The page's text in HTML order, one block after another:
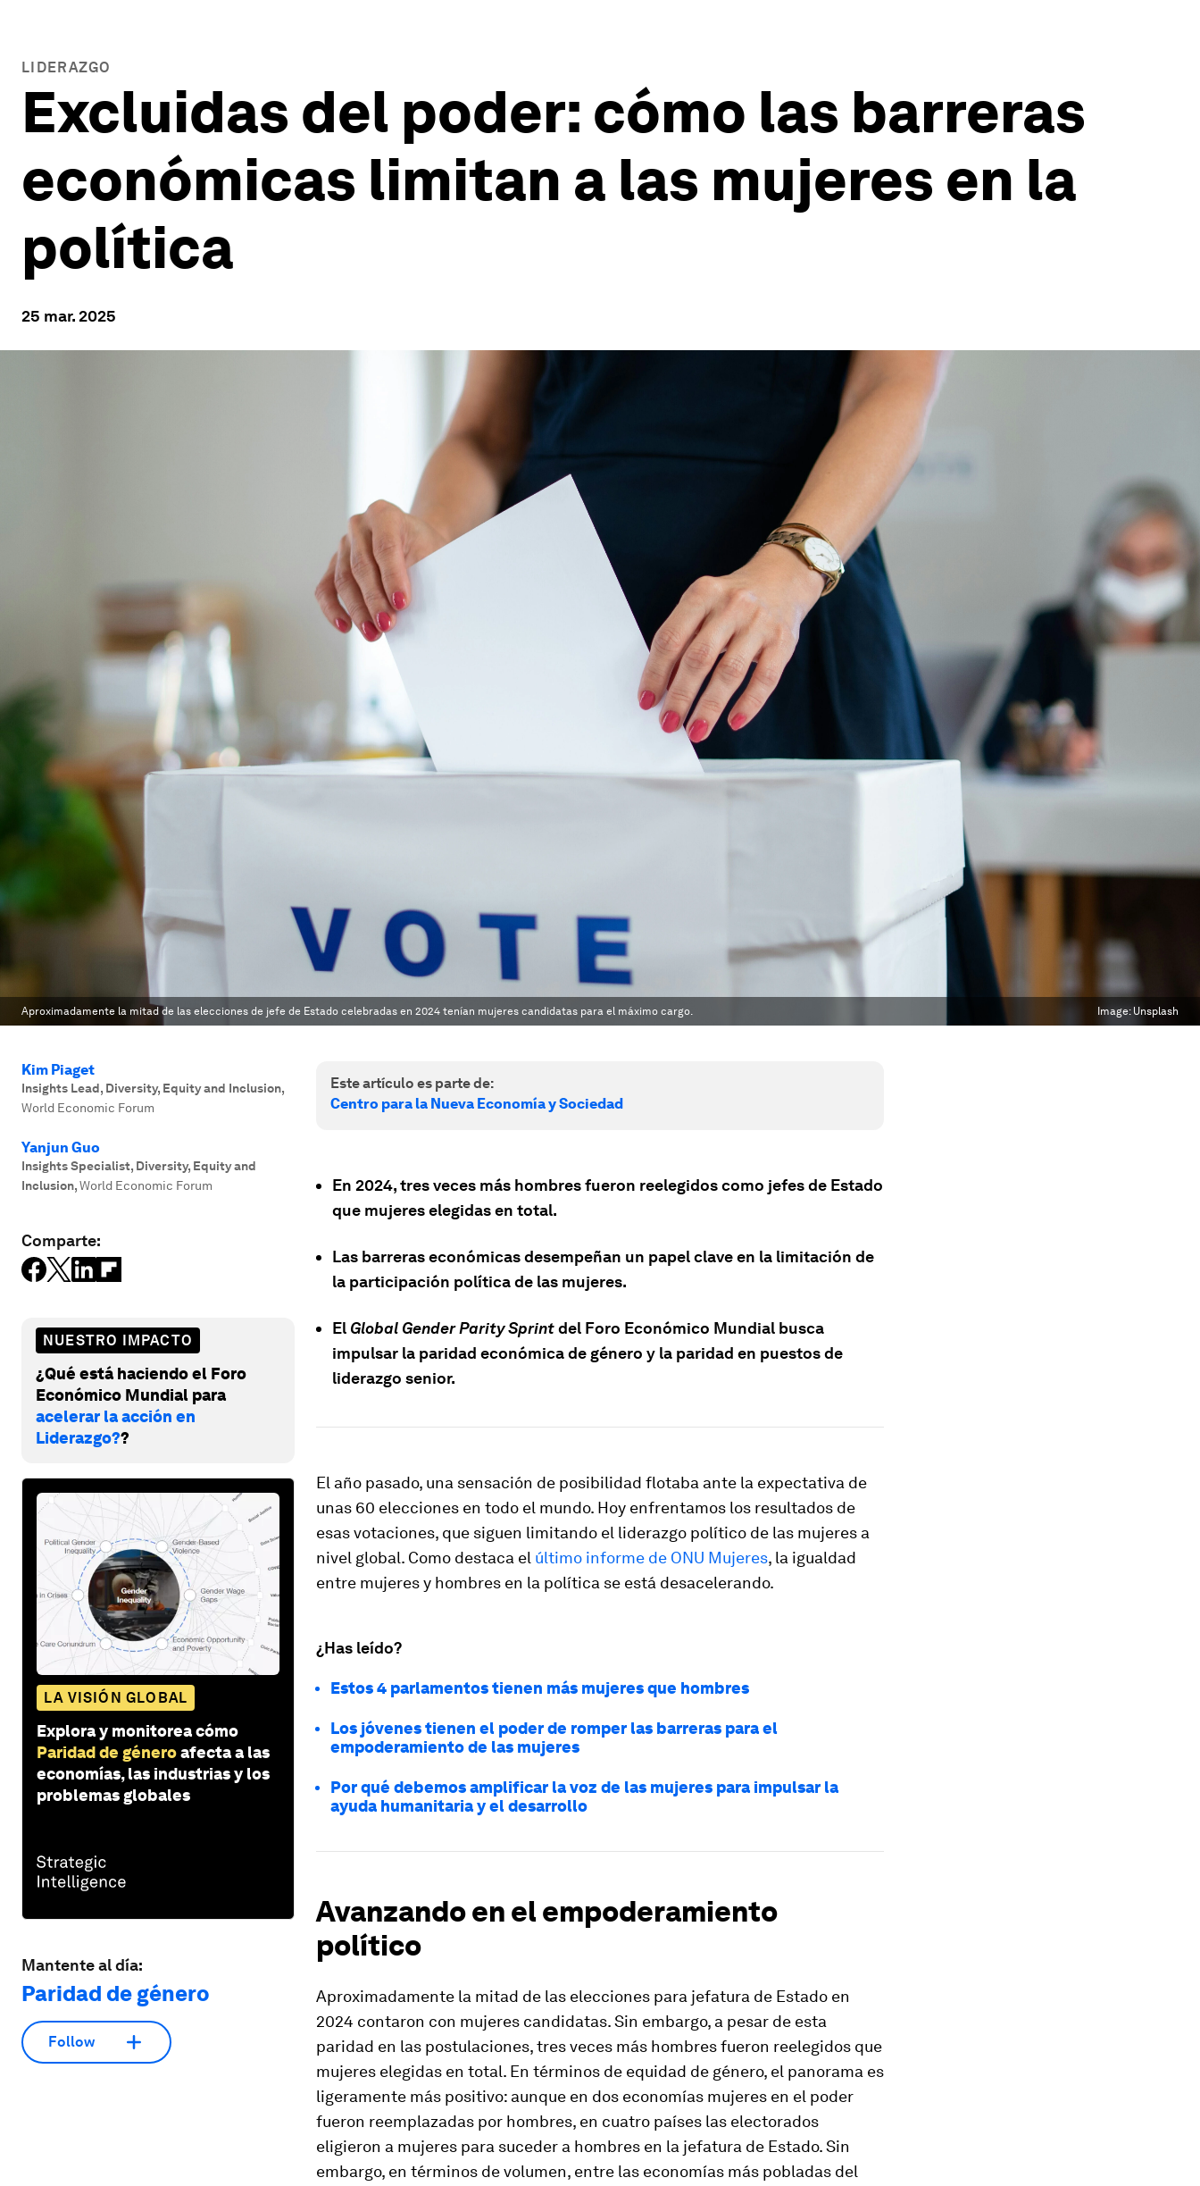
LIDERAZGO
Excluidas del poder: cómo las barreras
económicas limitan a las mujeres en la
política
25 mar. 2025
Aproximadamente la mitad de las elecciones de jefe de Estado celebradas en 2024 tenían mujeres candidatas para el máximo cargo. Image: Unsplash
Kim Piaget
Insights Lead, Diversity, Equity and Inclusion,
World Economic Forum
Yanjun Guo
Insights Specialist, Diversity, Equity and
Inclusion,World Economic Forum
Comparte:
NUESTRO IMPACTO
¿Qué está haciendo el Foro
Económico Mundial para
acelerar la acción en
Liderazgo??
LA VISIÓN GLOBAL
Explora y monitorea cómo
Paridad de géneroafecta a las
economías, las industrias y los
problemas globales
Mantente al día:
Paridad de género
Follow
Este artículo es parte de:
Centro para la Nueva Economía y Sociedad
En 2024, tres veces más hombres fueron reelegidos como jefes de Estado
que mujeres elegidas en total.
Las barreras económicas desempeñan un papel clave en la limitación de
la participación política de las mujeres.
El Global Gender Parity Sprintdel Foro Económico Mundial busca
impulsar la paridad económica de género y la paridad en puestos de
liderazgo senior.
El año pasado, una sensación de posibilidad flotaba ante la expectativa de
unas 60 elecciones en todo el mundo. Hoy enfrentamos los resultados de
esas votaciones, que siguen limitando el liderazgo político de las mujeres a
nivel global. Como destaca el último informe de ONU Mujeres, la igualdad
entre mujeres y hombres en la política se está desacelerando.
¿Has leído?
Estos 4 parlamentos tienen más mujeres que hombres
Los jóvenes tienen el poder de romper las barreras para el
empoderamiento de las mujeres
Por qué debemos amplificar la voz de las mujeres para impulsar la
ayuda humanitaria y el desarrollo
Avanzando en el empoderamiento
político
Aproximadamente la mitad de las elecciones para jefatura de Estado en
2024 contaron con mujeres candidatas. Sin embargo, a pesar de esta
paridad en las postulaciones, tres veces más hombres fueron reelegidos que
mujeres elegidas en total. En términos de equidad de género, el panorama es
ligeramente más positivo: aunque en dos economías mujeres en el poder
fueron reemplazadas por hombres, en cuatro países las electorados
eligieron a mujeres para suceder a hombres en la jefatura de Estado. Sin
embargo, en términos de volumen, entre las economías más pobladas del